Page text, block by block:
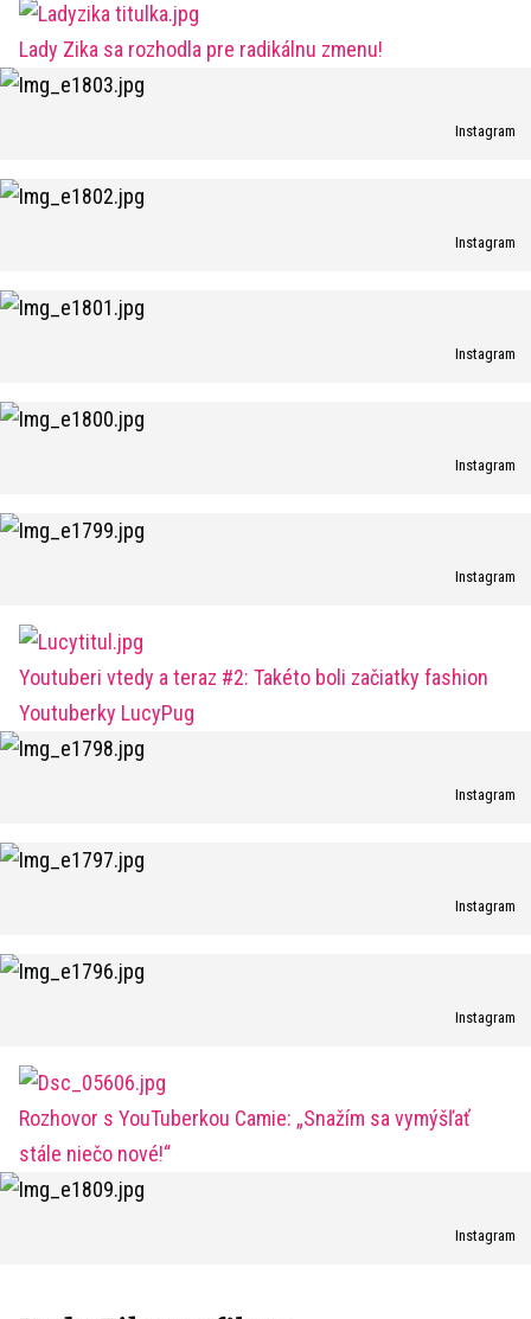
Lady Zika sa rozhodla pre radikálnu zmenu!
Instagram
Instagram
Instagram
Instagram
Instagram
Youtuberi vtedy a teraz #2: Takéto boli začiatky fashion
Youtuberky LucyPug
Instagram
Instagram
Instagram
Rozhovor s YouTuberkou Camie: „Snažím sa vymýšľať
stále niečo nové!“
Instagram